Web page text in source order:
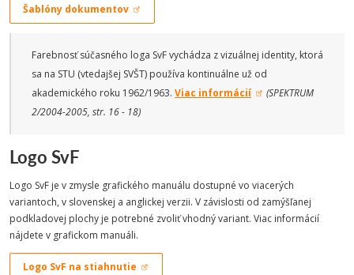
Šablóny dokumentov
Farebnosť súčasného loga SvF vychádza z vizuálnej identity, ktorá
sa na STU (vtedajšej SVŠT) používa kontinuálne už od
akademického roku 1962/1963. Viac informácií
(SPEKTRUM
2/2004-2005, str. 16 - 18)
Logo SvF
Logo SvF je v zmysle grafického manuálu dostupné vo viacerých
variantoch, v slovenskej a anglickej verzii. V závislosti od zamýšľanej
podkladovej plochy je potrebné zvoliť vhodný variant. Viac informácií
nájdete v grafickom manuáli.
Logo SvF na stiahnutie